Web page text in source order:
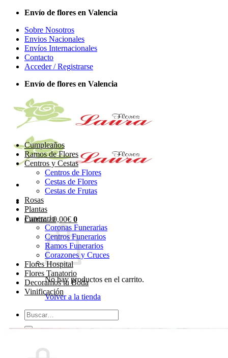
Saltar
contenido
Envío de flores en Valencia
Sobre Nosotros
Envios Nacionales
Envíos Internacionales
Contacto
Acceder / Registrarse
Envío de flores en Valencia
Carrito /0,00€ 0
No hay productos en el carrito.
Volver a la tienda
Buscar
por:
Cumpleaños
Ramos de Flores
Centros y Cestas
Centros de Flores
Cestas de Flores
Cestas de Frutas
Rosas
Plantas
Funerario
Coronas Funerarias
Centros Funerarios
Ramos Funerarios
Corazones y Cruces
Flores Hospital
Flores Tanatorio
Decoramos tu Boda
Vinificación